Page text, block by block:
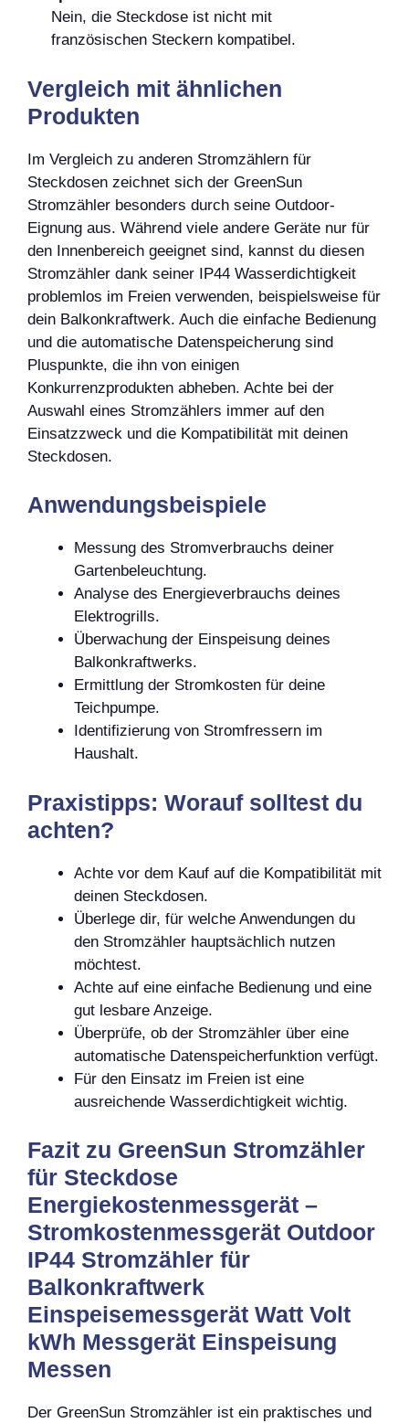
Nein, die Steckdose ist nicht mit
französischen Steckern kompatibel.
Vergleich mit ähnlichen
Produkten
Im Vergleich zu anderen Stromzählern für
Steckdosen zeichnet sich der GreenSun
Stromzähler besonders durch seine Outdoor-
Eignung aus. Während viele andere Geräte nur für
den Innenbereich geeignet sind, kannst du diesen
Stromzähler dank seiner IP44 Wasserdichtigkeit
problemlos im Freien verwenden, beispielsweise für
dein Balkonkraftwerk. Auch die einfache Bedienung
und die automatische Datenspeicherung sind
Pluspunkte, die ihn von einigen
Konkurrenzprodukten abheben. Achte bei der
Auswahl eines Stromzählers immer auf den
Einsatzzweck und die Kompatibilität mit deinen
Steckdosen.
Anwendungsbeispiele
Messung des Stromverbrauchs deiner
Gartenbeleuchtung.
Analyse des Energieverbrauchs deines
Elektrogrills.
Überwachung der Einspeisung deines
Balkonkraftwerks.
Ermittlung der Stromkosten für deine
Teichpumpe.
Identifizierung von Stromfressern im
Haushalt.
Praxistipps: Worauf solltest du
achten?
Achte vor dem Kauf auf die Kompatibilität mit
deinen Steckdosen.
Überlege dir, für welche Anwendungen du
den Stromzähler hauptsächlich nutzen
möchtest.
Achte auf eine einfache Bedienung und eine
gut lesbare Anzeige.
Überprüfe, ob der Stromzähler über eine
automatische Datenspeicherfunktion verfügt.
Für den Einsatz im Freien ist eine
ausreichende Wasserdichtigkeit wichtig.
Fazit zu GreenSun Stromzähler
für Steckdose
Energiekostenmessgerät –
Stromkostenmessgerät Outdoor
IP44 Stromzähler für
Balkonkraftwerk
Einspeisemessgerät Watt Volt
kWh Messgerät Einspeisung
Messen
Der GreenSun Stromzähler ist ein praktisches und